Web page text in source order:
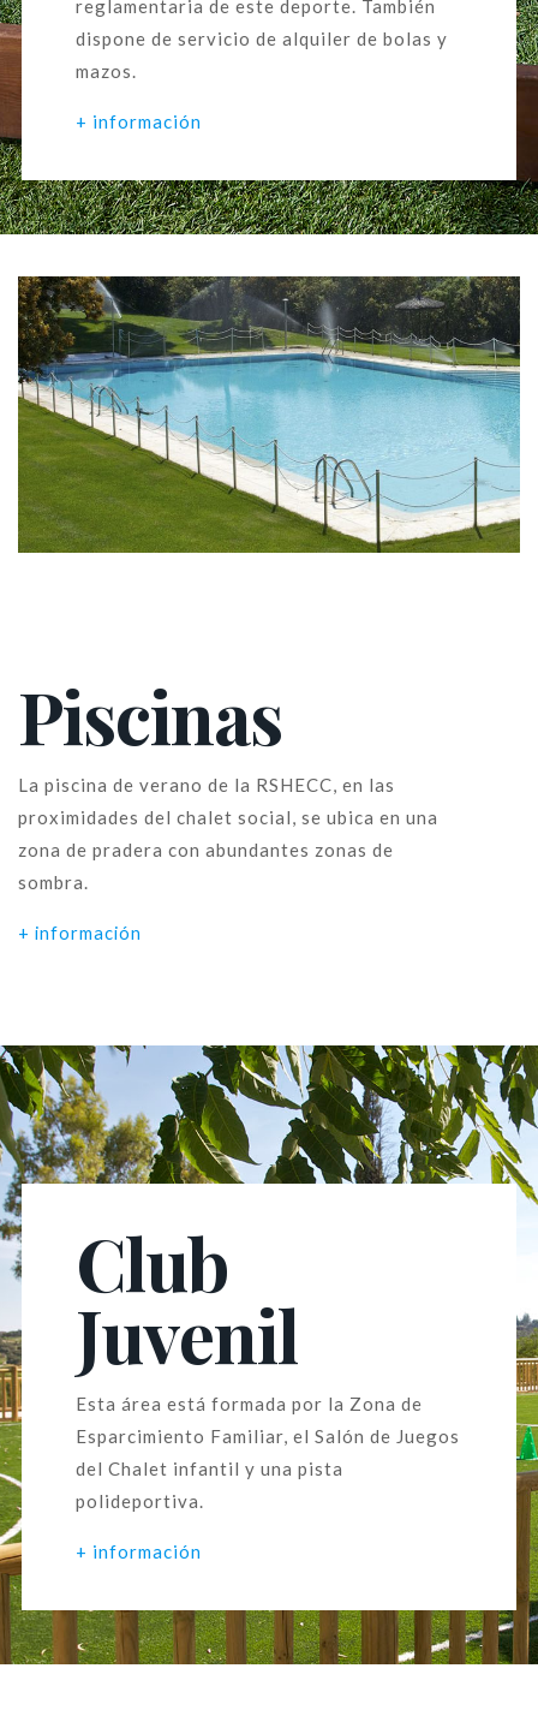
reglamentaria de este deporte. También
dispone de servicio de alquiler de bolas y
mazos.
+ información
Piscinas
La piscina de verano de la RSHECC, en las
proximidades del chalet social, se ubica en una
zona de pradera con abundantes zonas de
sombra.
+ información
Club
Juvenil
Esta área está formada por la Zona de
Esparcimiento Familiar, el Salón de Juegos
del Chalet infantil y una pista
polideportiva.
+ información